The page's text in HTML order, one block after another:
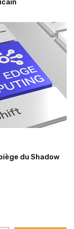
du Shadow